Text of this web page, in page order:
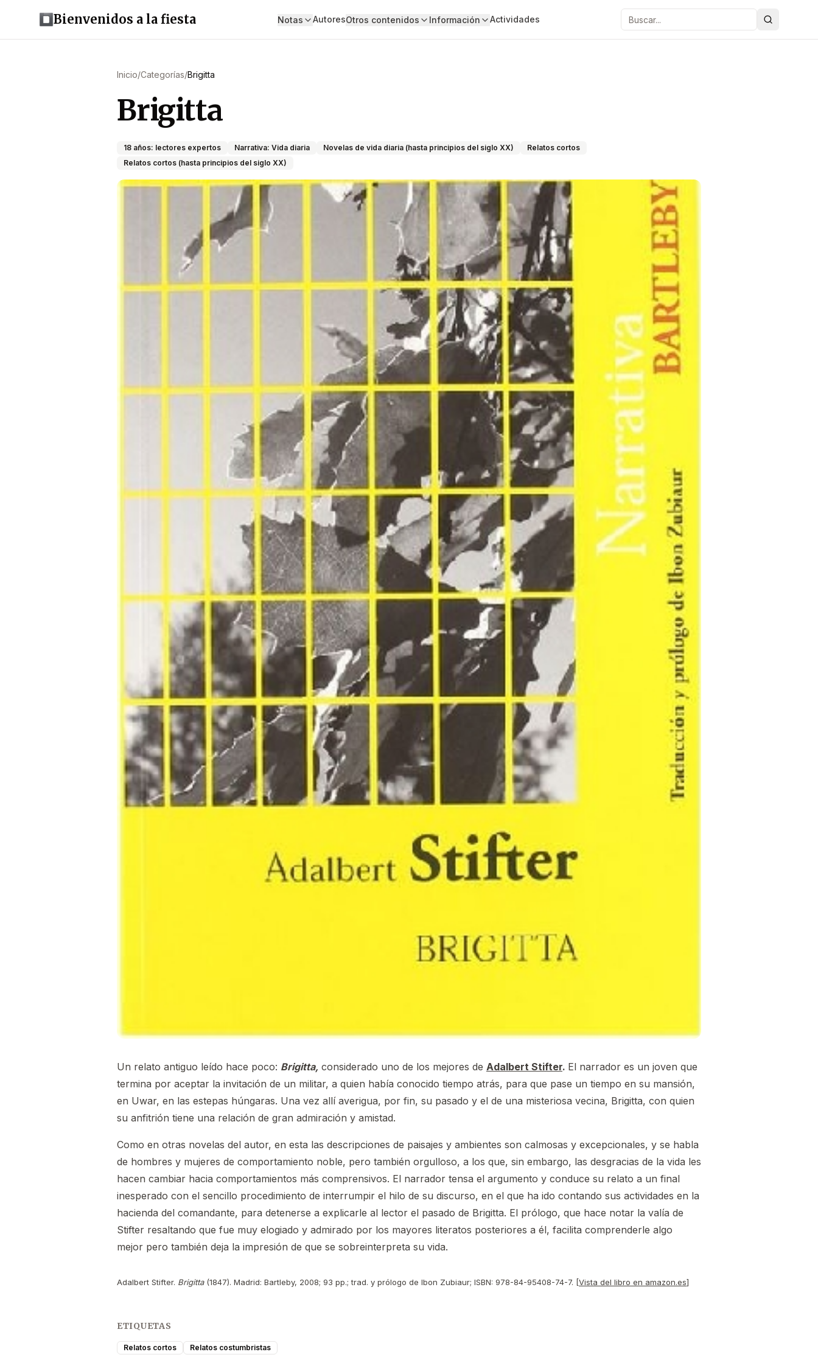
Bienvenidos a la fiesta Notas AutoresOtros contenidos Información Actividades Buscar
Inicio/Categorías/Brigitta
Brigitta
18 años: lectores expertos Narrativa: Vida diaria Novelas de vida diaria (hasta principios del siglo XX)
Relatos cortos
Relatos cortos (hasta principios del siglo XX)
Un relato antiguo leído hace poco: Brigitta, considerado uno de los mejores de Adalbert Stifter. El narrador es un joven que
termina por aceptar la invitación de un militar, a quien había conocido tiempo atrás, para que pase un tiempo en su mansión,
en Uwar, en las estepas húngaras. Una vez allí averigua, por fin, su pasado y el de una misteriosa vecina, Brigitta, con quien
su anfitrión tiene una relación de gran admiración y amistad.
Como en otras novelas del autor, en esta las descripciones de paisajes y ambientes son calmosas y excepcionales, y se habla
de hombres y mujeres de comportamiento noble, pero también orgulloso, a los que, sin embargo, las desgracias de la vida les
hacen cambiar hacia comportamientos más comprensivos. El narrador tensa el argumento y conduce su relato a un final
inesperado con el sencillo procedimiento de interrumpir el hilo de su discurso, en el que ha ido contando sus actividades en la
hacienda del comandante, para detenerse a explicarle al lector el pasado de Brigitta. El prólogo, que hace notar la valía de
Stifter resaltando que fue muy elogiado y admirado por los mayores literatos posteriores a él, facilita comprenderle algo
mejor pero también deja la impresión de que se sobreinterpreta su vida.
Adalbert Stifter. Brigitta(1847). Madrid: Bartleby, 2008; 93 pp.; trad. y prólogo de Ibon Zubiaur; ISBN: 978-84-95408-74-7. [Vista del libro en amazon.es]
ETIQUETAS
Relatos cortos Relatos costumbristas